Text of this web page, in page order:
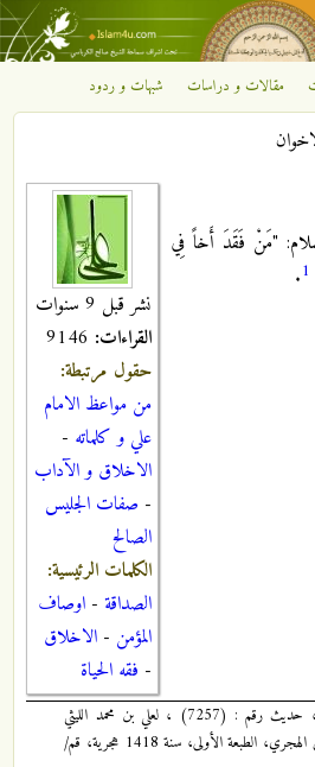
الرئيسي
مقالات و دراسات شبهات و ردود
نشر قبل 9 سنوات
القراءات:
حقول مرتبطة:
من مواعظ الامام
علي و كلماته -
الاخلاق و الآداب
- صفات الجليس
الصالح
الكلمات الرئيسية:
الصداقة - اوصاف
المؤمن - الاخلاق
- فقه الحياة
"مَنْ فَقَدَ أَخاً فِي
1
.
عيون الحكم و المواعظ: 428، حديث رقم : (7257) ، لعلي بن محمد الليثي
الواسطي، المتوفى في القرن السادس الهجري، الطبعة الأولى، سنة 1418 هجرية، قم/